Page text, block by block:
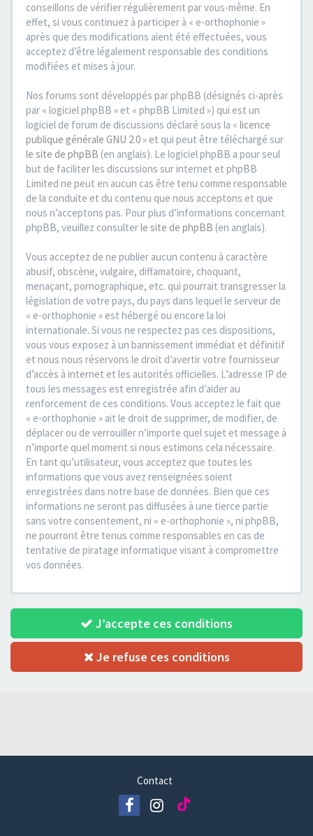
conseillons de vérifier régulièrement par vous-même. En
effet, si vous continuez à participer à « e-orthophonie »
après que des modifications aient été effectuées, vous
acceptez d’être légalement responsable des conditions
modifiées et mises à jour.
Nos forums sont développés par phpBB (désignés ci-après
par « logiciel phpBB » et « phpBB Limited ») qui est un
logiciel de forum de discussions déclaré sous la « licence
publique générale GNU 2.0» et qui peut être téléchargé sur
le site de phpBB (en anglais). Le logiciel phpBB a pour seul
but de faciliter les discussions sur internet et phpBB
Limited ne peut en aucun cas être tenu comme responsable
de la conduite et du contenu que nous acceptons et que
nous n’acceptons pas. Pour plus d’informations concernant
phpBB, veuillez consulterle site de phpBB (en anglais).
Vous acceptez de ne publier aucun contenu à caractère
abusif, obscène, vulgaire, diffamatoire, choquant,
menaçant, pornographique, etc. qui pourrait transgresser la
législation de votre pays, du pays dans lequel le serveur de
« e-orthophonie » est hébergé ou encore la loi
internationale. Si vous ne respectez pas ces dispositions,
vous vous exposez à un bannissement immédiat et définitif
et nous nous réservons le droit d’avertir votre fournisseur
d’accès à internet et les autorités officielles. L’adresse IP de
tous les messages est enregistrée afin d’aider au
renforcement de ces conditions. Vous acceptez le fait que
« e-orthophonie » ait le droit de supprimer, de modifier, de
déplacer ou de verrouiller n’importe quel sujet et message à
n’importe quel moment si nous estimons cela nécessaire.
En tant qu’utilisateur, vous acceptez que toutes les
informations que vous avez renseignées soient
enregistrées dans notre base de données. Bien que ces
informations ne seront pas diffusées à une tierce partie
sans votre consentement, ni « e-orthophonie », ni phpBB,
ne pourront être tenus comme responsables en cas de
tentative de piratage informatique visant à compromettre
vos données.
J’accepte ces conditions
Je refuse ces conditions
Contact